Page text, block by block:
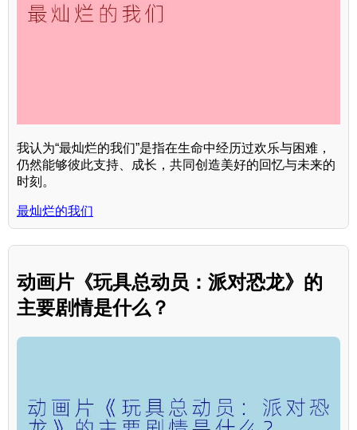
我认为“最灿烂的我们”是指在生命中经历过欢乐与困难，
仍然能够彼此支持、成长，共同创造美好的回忆与未来的
时刻。
最灿烂的我们
动画片《玩具总动员：派对恐龙》的
主要剧情是什么？